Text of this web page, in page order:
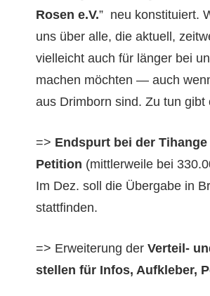
Rosen e.V.” neu kon­sti­tu­iert.
uns über alle, die aktuell,
vielle­icht auch für länger bei
machen möcht­en — auch
aus Drim­born sind. Zu tun gibt
=> End­spurt bei der Tihange
Peti­tion (mit­tler­weile bei
Im Dez. soll die Über­gabe in
stattfinden.
=> Erweiterung der Verteil-
stellen für Infos, Aufk­le­ber,